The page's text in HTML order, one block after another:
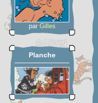
par Gilles
Planche